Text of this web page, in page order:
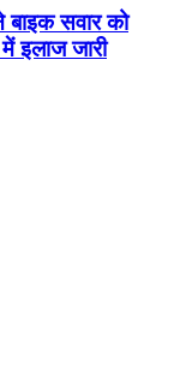
सवार को
इलाज जारी